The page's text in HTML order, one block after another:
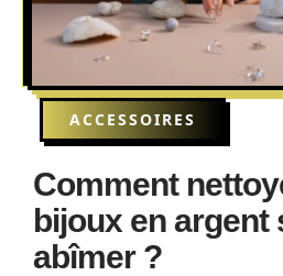
ACCESSOIRES
Comment
bijoux en argent
abîmer ?